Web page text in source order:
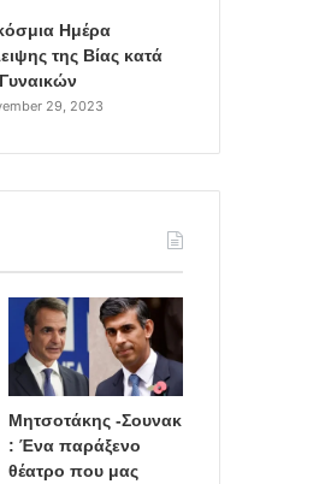
Ημέρα
της Βίας κατά
29, 2023
Μητσοτάκης -Σουνακ
: Ένα παράξενο
θέατρο που μας